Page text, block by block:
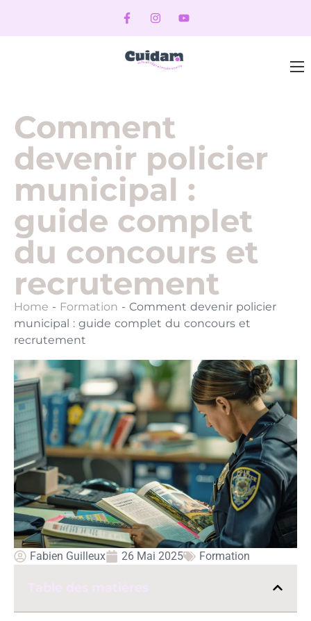
Comment
devenir policier
municipal :
guide complet
du concours et
recrutement
Home - Formation - Comment devenir policier
municipal : guide complet du concours et
recrutement
Fabien Guilleux 26 Mai 2025 Formation